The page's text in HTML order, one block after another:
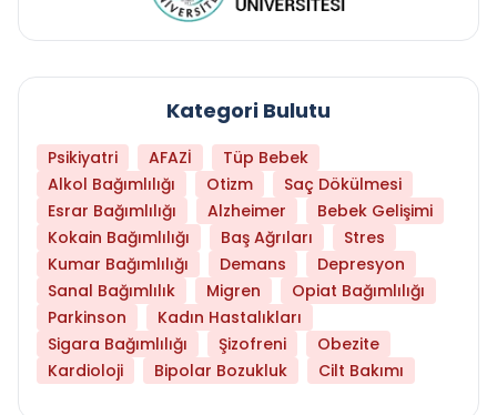
Kategori Bulutu
Psikiyatri AFAZİ
Tüp Bebek
Alkol Bağımlılığı
Otizm
Saç Dökülmesi
Esrar Bağımlılığı
Alzheimer
Bebek Gelişimi
Kokain Bağımlılığı
Baş Ağrıları
Stres
Kumar Bağımlılığı
Demans
Depresyon
Sanal Bağımlılık
Migren
Opiat Bağımlılığı
Parkinson
Kadın Hastalıkları
Sigara Bağımlılığı
Şizofreni
Obezite
Kardioloji
Bipolar Bozukluk Cilt Bakımı